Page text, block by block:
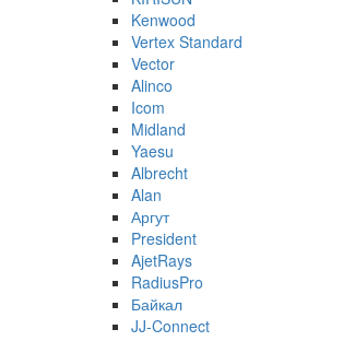
Kenwood
Vertex Standard
Vector
Alinco
Icom
Midland
Yaesu
Albrecht
Alan
Аргут
President
AjetRays
RadiusPro
Байкал
JJ-Connect